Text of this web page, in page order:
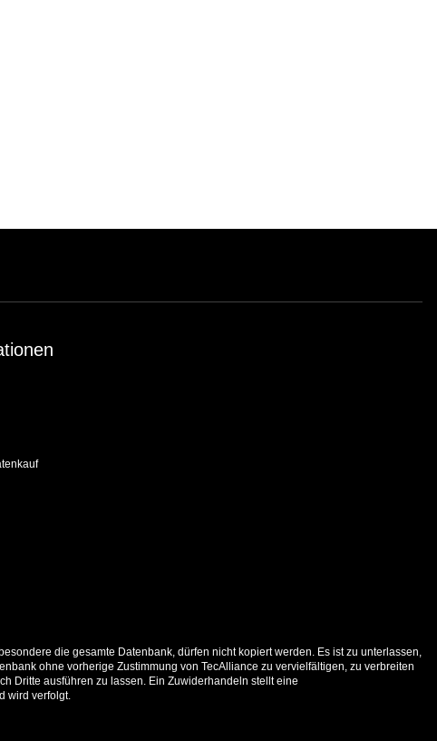
die gesamte Datenbank, dürfen nicht kopiert werden. Es ist zu unterlassen,
ohne vorherige Zustimmung von TecAlliance zu vervielfältigen, zu verbreiten
Dritte ausführen zu lassen. Ein Zuwiderhandeln stellt eine
wird verfolgt.